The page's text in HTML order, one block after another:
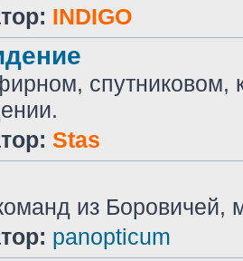
INDIGO
спутниковом,
Stas
из Боровичей,
panopticum